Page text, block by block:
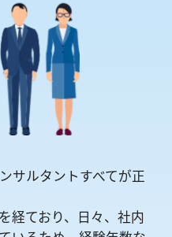
サルタントすべてが正
経ており、日々、社内